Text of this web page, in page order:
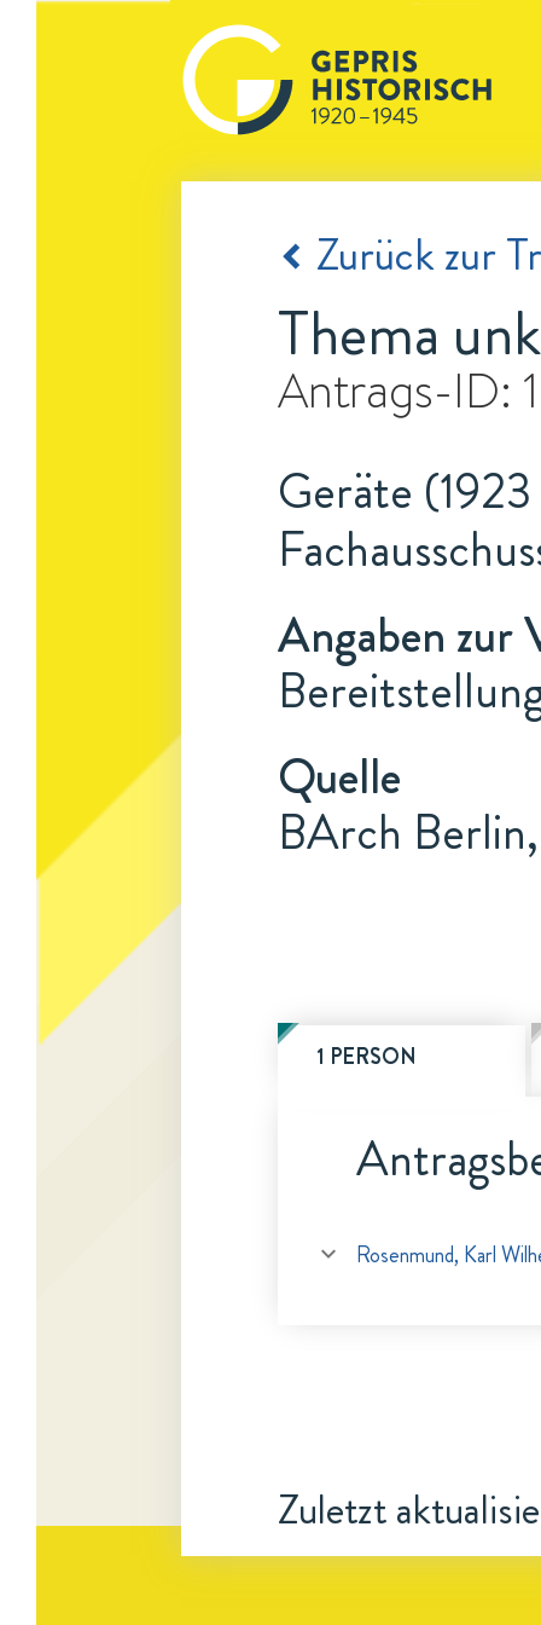
Zurück zur
Thema
Antrags-ID:
Geräte
Angaben zur
Quelle
BArch
1 PERSON
Rosenmund, Karl
Zuletzt